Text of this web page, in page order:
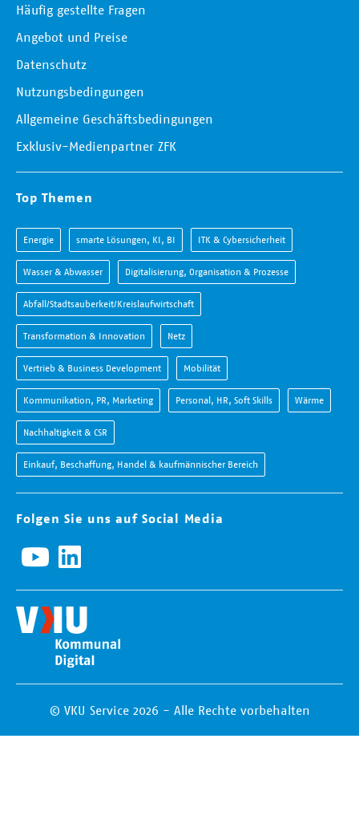
Häufig gestellte Fragen
Angebot und Preise
Datenschutz
Nutzungsbedingungen
Allgemeine Geschäftsbedingungen
Exklusiv-Medienpartner ZFK
Top Themen
Energie smarte Lösungen, KI, BI ITK & Cybersicherheit
Wasser & Abwasser Digitalisierung, Organisation & Prozesse
Abfall/Stadtsauberkeit/Kreislaufwirtschaft
Transformation & Innovation Netz
Vertrieb & Business Development Mobilität
Kommunikation, PR, Marketing Personal, HR, Soft Skills Wärme
Nachhaltigkeit & CSR
Einkauf, Beschaffung, Handel & kaufmännischer Bereich
Folgen Sie uns auf Social Media
© VKU Service 2026 - Alle Rechte vorbehalten